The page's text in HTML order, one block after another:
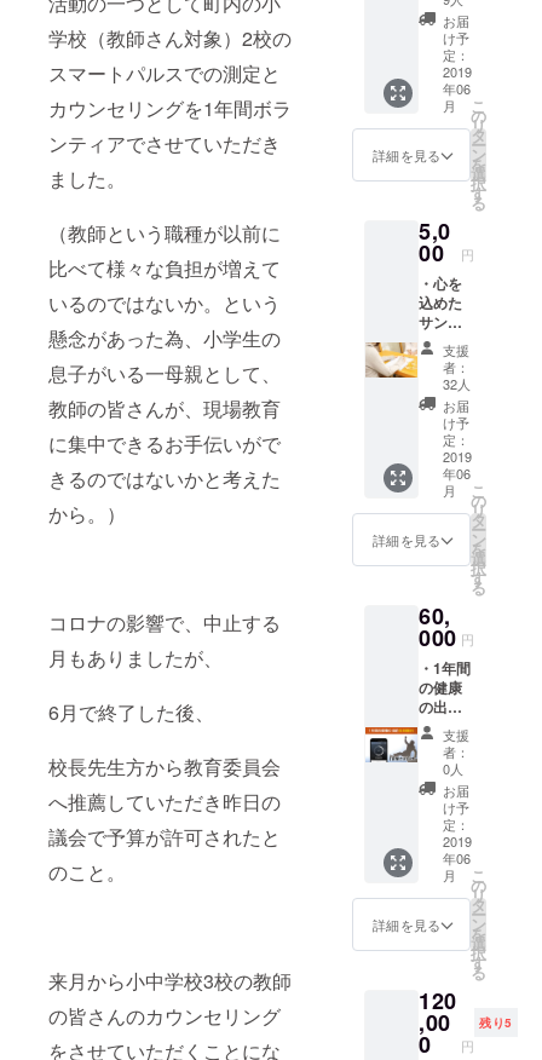
学校（教師さん対象）2校の
スマートパルスでの測定と
カウンセリングを1年間ボラ
ンティアでさせていただき
ました。
（教師という職種が以前に
比べて様々な負担が増えて
いるのではないか。という
懸念があった為、小学生の
息子がいる一母親として、
教師の皆さんが、現場教育
に集中できるお手伝いがで
きるのではないかと考えた
から。）
コロナの影響で、中止する
月もありましたが、
6月で終了した後、
校長先生方から教育委員会
へ推薦していただき昨日の
議会で予算が許可されたと
のこと。
来月から小中学校3校の教師
の皆さんのカウンセリング
をさせていただくことにな
ショップや
ストレス測
定器を使っ
たカウンセ
リングを積
極的に行っ
【資格】健
康管理士一
般指導員／
健康管理能
力検定1級
（文部科学
省後援）／
健康経営ア
ドバイザー
／EQナビ
ゲーター
ひとり
に心を
込めた
お手紙
をお送
りさせ
ていた
だきま
す。 ・
頭の栄
やか便
り”（年
4回郵
送） 心
とから
だが健
やかに
なるよ
うに心
を込め
て作っ
た「す
こやか
便り」
を1年間
（3ヶ月
毎・年4
いたし
ます。
お届
け予
定：
2019
年06
月
詳細を見る
こ
の
リ
タ
ー
ン
を
選
択
す
る
5,0
00 円
・心を
込めた
サンク
スレ
ター
（郵
送） お
一人お
ひとり
に心を
込めた
お手紙
をお送
りさせ
ていた
だきま
スマー
トパル
スを
使った
カウン
セリン
グパス
ポート
所定の
会場に
お越し
いただ
き、ス
マート
パルス
で測定
の上、
カウン
セリン
グをさ
支援
者：
32人
お届
け予
定：
2019
年06
月
詳細を見る
こ
の
リ
タ
ー
ン
を
選
択
す
る
60,
000 円
・1年間
の健康
の出前
（5名様
分） 毎
月1回
（年12
回）御
社へ訪
問させ
ていた
だきま
す。5名
様お一
人おひ
とりに
て、ス
マート
パルス
で測定
支援
者：
0人
お届
け予
定：
2019
年06
月
詳細を見る
こ
の
リ
タ
ー
ン
を
選
択
す
る
120
,00
0 円
残り5